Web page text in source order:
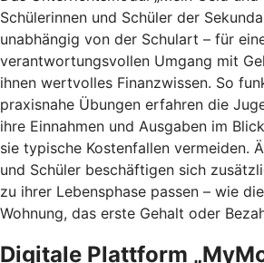
Schülerinnen und Schüler der
unabhängig von der Schulart – für
verantwortungsvollen Umgang mit
ihnen wertvolles Finanzwissen. So
praxisnahe Übungen erfahren die
ihre Einnahmen und Ausgaben im
sie typische Kostenfallen vermeiden.
und Schüler beschäftigen sich
zu ihrer Lebensphase passen – wie
Wohnung, das erste Gehalt oder
Digitale Plattform